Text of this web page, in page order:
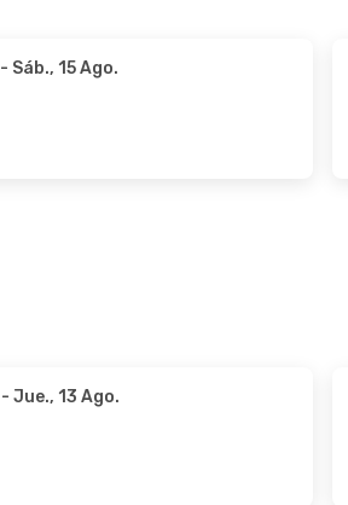
- Sáb., 15 Ago.
- Jue., 13 Ago.